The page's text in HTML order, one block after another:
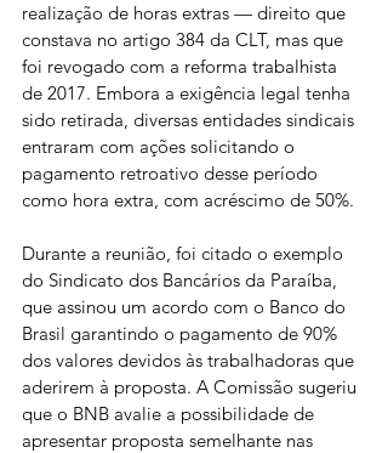
realização de horas extras — direito que
constava no artigo 384 da CLT, mas que
foi revogado com a reforma trabalhista
de 2017. Embora a exigência legal tenha
sido retirada, diversas entidades sindicais
entraram com ações solicitando o
pagamento retroativo desse período
como hora extra, com acréscimo de 50%.
Durante a reunião, foi citado o exemplo
do Sindicato dos Bancários da Paraíba,
que assinou um acordo com o Banco do
Brasil garantindo o pagamento de 90%
dos valores devidos às trabalhadoras que
aderirem à proposta. A Comissão sugeriu
que o BNB avalie a possibilidade de
apresentar proposta semelhante nas